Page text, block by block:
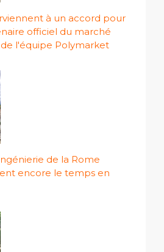
à un accord pour
officiel du marché
l'équipe Polymarket
de la Rome
encore le temps en